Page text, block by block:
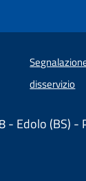
disservizio
- Edolo (BS) -